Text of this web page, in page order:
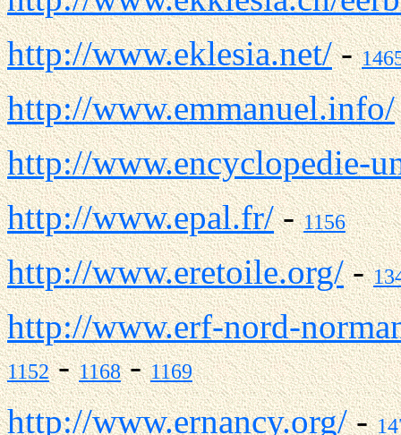
http://www.eklesia.net/-
http://www.emmanuel.info/
http://www.encyclopedie-
http://www.epal.fr/-1156
http://www.eretoile.org/-
http://www.erf-nord-
1152-1168-1169
http://www.ernancy.org/-